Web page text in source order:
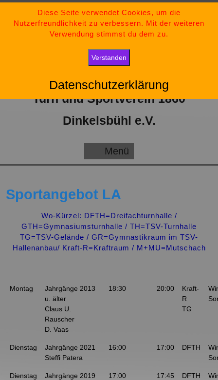
Inhalt
09851-554730
tsv-dinkelsbuehl@t-online.de
„Bleib stark, bleib positiv und gib niemals auf.“
Turn und Sportverein 1860
Dinkelsbühl e.V.
Menü
Sportangebot LA
Wo-Kürzel: DFTH=Dreifachturnhalle /
GTH=Gymnasiumsturnhalle / TH=TSV-Turnhalle
TG=TSV-Gelände / GR=Gymnastikraum im TSV-
Hallenanbau/ Kraft-R=Kraftraum / M+MU=Mutschach
Montag
Jahrgänge 2013
u. älter
Claus U.
Rauscher
D. Vaas
18:30 20:00
Kraft-
R
TG
Dienstag
Jahrgänge 2021
Steffi Patera
16:00 17:00 DFTH
Dienstag
Jahrgänge 2019
17:00 17:45
DFTH
Diese Seite verwendet Cookies, um die
Nutzerfreundlichkeit zu verbessern. Mit der weiteren
Verwendung stimmst du dem zu.
Verstanden
Datenschutzerklärung